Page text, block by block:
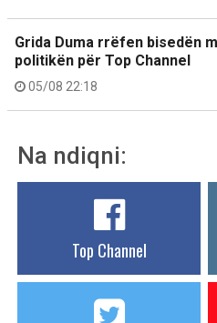
Grida Duma rrëfen bisedën
politikën për Top Channel
05/08 22:18
Na ndiqni:
Top Channel